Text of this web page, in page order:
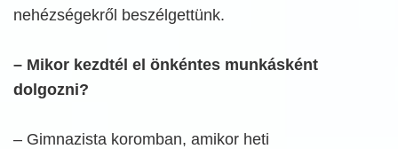
nehézségekről beszélgettünk.
– Mikor kezdtél el önkéntes munkásként
dolgozni?
– Gimnazista koromban, amikor heti